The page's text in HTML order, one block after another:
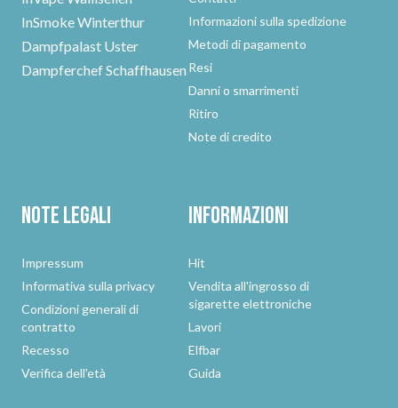
InSmoke Winterthur
Dampfpalast Uster
Dampferchef Schaffhausen
Informazioni sulla spedizione
Metodi di pagamento
Resi
Danni o smarrimenti
Ritiro
Note di credito
Note legali
Impressum
Informativa sulla privacy
Condizioni generali di
contratto
Recesso
Verifica dell'età
Informazioni
Hit
Vendita all'ingrosso di
sigarette elettroniche
Lavori
Elfbar
Guida